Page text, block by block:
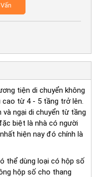
tiện di chuyển không
từ 4 - 5 tầng trở lên.
ngại di chuyển từ tầng
biệt là nhà có người
hiện nay đó chính là
thể dùng loại có hộp số
hộp số cho thang